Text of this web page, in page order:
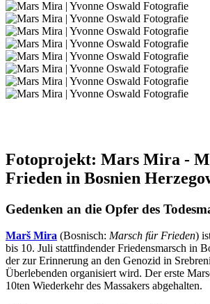
Fotoprojekt: Mars Mira -
Frieden in Bosnien
Gedenken an die Opfer des
Marš Mira (Bosnisch: Marsch für Frieden)
bis 10. Juli stattfindender Friedensmarsch in
der zur Erinnerung an den Genozid in
Überlebenden organisiert wird. Der erste
10ten Wiederkehr des Massakers abgehalten.